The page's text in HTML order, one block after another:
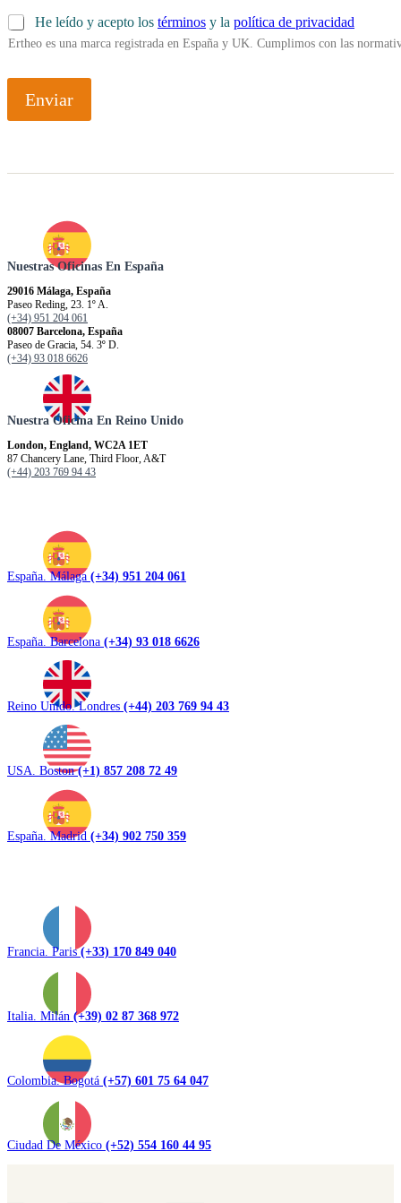
He leído y acepto los términos y la política de privacidad
Ertheo es una marca registrada en España y UK. Cumplimos con las
Enviar
Nuestras Oficinas En España
29016 Málaga, España
Paseo Reding, 23. 1º A.
(+34) 951 204 061
08007 Barcelona, España
Paseo de Gracia, 54. 3º D.
(+34) 93 018 6626
Nuestra Oficina En Reino Unido
London, England, WC2A 1ET
87 Chancery Lane, Third Floor, A&T
(+44) 203 769 94 43
España. Málaga (+34) 951 204 061
España. Barcelona (+34) 93 018 6626
Reino Unido. Londres (+44) 203 769 94 43
USA. Boston(+1) 857 208 72 49
España. Madrid (+34) 902 750 359
Francia. Paris(+33) 170 849 040
Italia. Milán (+39) 02 87 368 972
Colombia. Bogotá (+57) 601 75 64 047
Ciudad De México (+52) 554 160 44 95